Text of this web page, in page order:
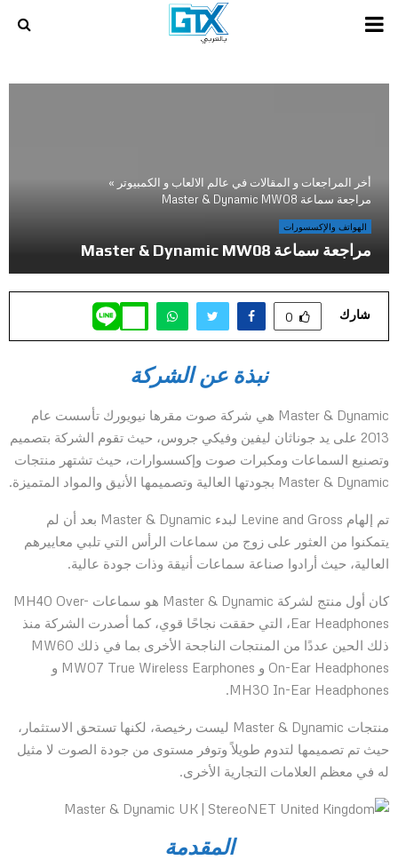
PRIMARY
أخر المراجعات و المقالات في عالم الالعاب و الكمبيوتر »
مراجعة سماعة Master & Dynamic MW08
الهواتف والإكسسورات
مراجعة سماعة Master & Dynamic MW08
شارك 0
نبذة عن الشركة
Master & Dynamic هي شركة صوت مقرها نيويورك تأسست عام
2013 على يد جوناثان ليفين وفيكي جروس، حيث تقوم الشركة بتصميم
وتصنيع السماعات ومكبرات صوت وإكسسوارات، حيث تشتهر منتجات
Master & Dynamic بجودتها العالية وتصميمها الأنيق والمواد المتميزة.
تم إلهام Levine and Gross لبدء Master & Dynamic بعد أن لم
يتمكنوا من العثور على زوج من سماعات الرأس التي تلبي معاييرهم
العالية، حيث أرادوا صناعة سماعات أنيقة وذات جودة عالية.
كان أول منتج لشركة Master & Dynamic هو سماعات MH40 Over-
Ear Headphones، التي حققت نجاحًا قوي، كما أصدرت الشركة منذ
ذلك الحين عددًا من المنتجات الناجحة الأخرى بما في ذلك MW60
On-Ear Headphones و MW07 True Wireless Earphones و
MH30 In-Ear Headphones.
منتجات Master & Dynamic ليست رخيصة، لكنها تستحق الاستثمار،
حيث تم تصميمها لتدوم طويلاً وتوفر مستوى من جودة الصوت لا مثيل
له في معظم العلامات التجارية الأخرى.
المقدمة